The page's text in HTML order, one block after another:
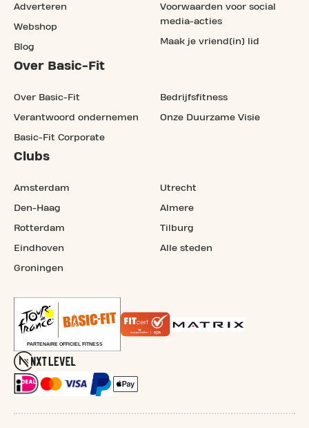
Adverteren
Webshop
Blog
Voorwaarden voor social
media-acties
Maak je vriend(in) lid
Over Basic-Fit
Over Basic-Fit
Verantwoord ondernemen
Basic-Fit Corporate
Bedrijfsfitness
Onze Duurzame Visie
Clubs
Amsterdam
Den-Haag
Rotterdam
Eindhoven
Groningen
Utrecht
Almere
Tilburg
Alle steden